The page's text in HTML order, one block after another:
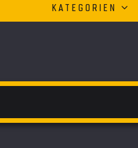
KATEGORIEN